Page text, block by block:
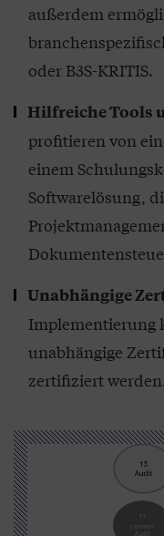
außerdem
oder B3S-KRITIS.
Hilfreiche Tools
profitieren von
einem
Softwarelösung,
Unabhängige
Implementierung
unabhängige
zertifiziert